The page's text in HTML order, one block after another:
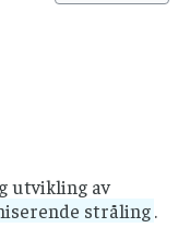
utvikling av
stråling.